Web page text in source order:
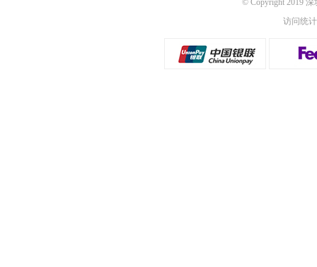
© Copyright 2019
访问统